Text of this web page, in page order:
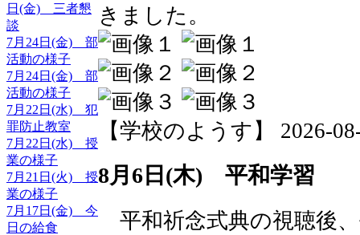
日(金) 三者懇
談
7月24日(金) 部
活動の様子
7月24日(金) 部
活動の様子
7月22日(水) 犯
罪防止教室
7月22日(水) 授
業の様子
7月21日(火) 授
業の様子
7月17日(金) 今
日の給食
きました。
【学校のようす】 2026-
8月6日(木) 平和学習
平和祈念式典の視聴後